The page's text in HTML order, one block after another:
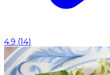
4.9 (14)